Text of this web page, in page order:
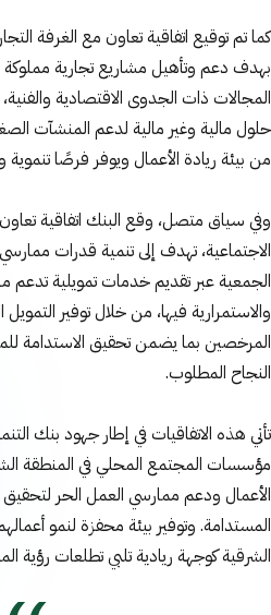
كما تم توقيع اتفاقية تعاون مع الغرفة
بهدف دعم وتأهيل مشاريع تجارية
المجالات ذات الجدوى الاقتصادية
حلول مالية وغير مالية لدعم المنشآت
من بيئة ريادة الأعمال ويوفر فرصًا تنموية
وفي سياق متصل، وقع البنك اتفاقية
الاجتماعية، تهدف إلى تنمية قدرات
الجمعية عبر تقديم خدمات تمويلية تدعم
والاستمرارية فيها، من خلال توفير
المرخصين بما يضمن تحقيق الاستدامة
النجاح المطلوب.
تأتي هذه الاتفاقيات في إطار جهود بنك
مؤسسات المجتمع المحلي في المنطقة
الأعمال ودعم ممارسي العمل الحر لتحقيق
المستدامة. وتوفير بيئة محفزة لنمو
الشرقية كوجهة ريادية تلبي تطلعات رؤية